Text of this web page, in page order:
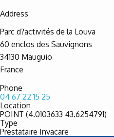
Address
Parc d?activités de la Louva
60 enclos des Sauvignons
34130 Mauguio
France
Phone
04 67 22 15 25
Location
POINT (4.0103633 43.6254791)
Type
Prestataire Invacare